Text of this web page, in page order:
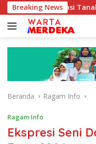
Langsung
ke
konten
Breaking News
Tanah Wakaf
Beranda Ragam Info
Ragam Info
Ekspresi Seni